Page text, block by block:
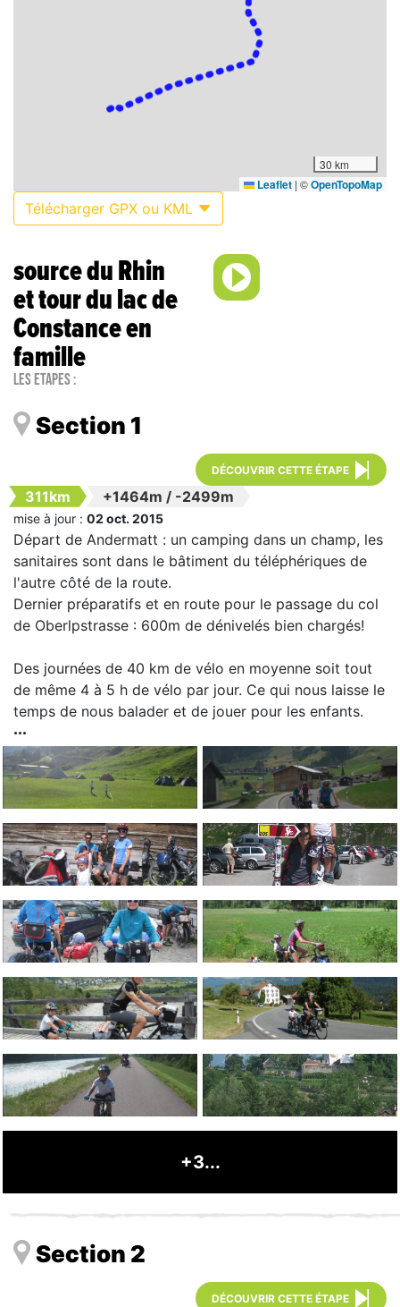
30 km
Leaflet | ©OpenTopoMap
Télécharger GPX ou KML
source du Rhin
et tour du lac de
Constance en
famille
Les étapes :
Section 1
DÉCOUVRIR CETTE ÉTAPE
311km +1464m / -2499m
mise à jour : 02 oct. 2015
Départ de Andermatt : un camping dans un champ, les
sanitaires sont dans le bâtiment du téléphériques de
l'autre côté de la route.
Dernier préparatifs et en route pour le passage du col
de Oberlpstrasse : 600m de dénivelés bien chargés!
Des journées de 40 km de vélo en moyenne soit tout
de même 4 à 5 h de vélo par jour. Ce qui nous laisse le
temps de nous balader et de jouer pour les enfants.
+3...
Section 2
DÉCOUVRIR CETTE ÉTAPE